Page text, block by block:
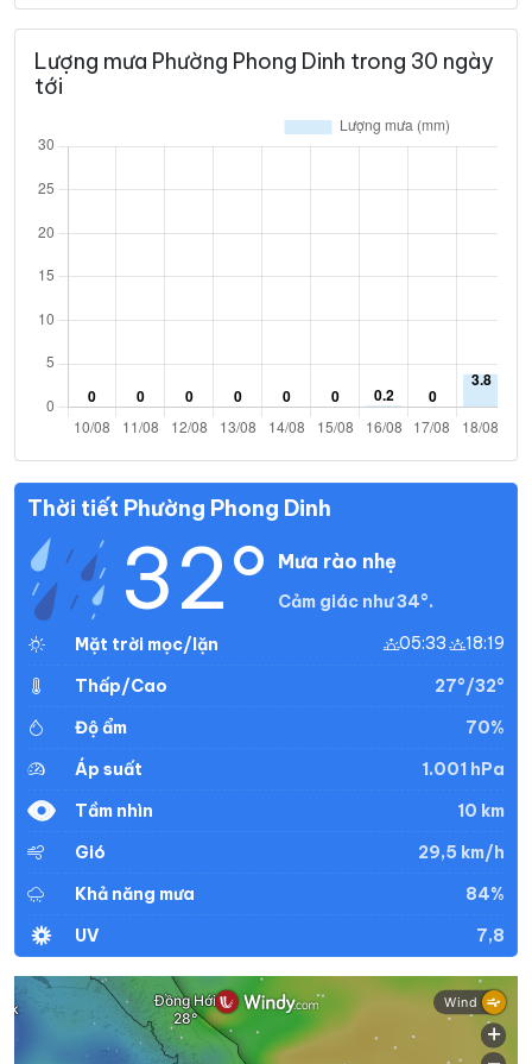
Lượng mưa Phường Phong Dinh trong 30 ngày
tới
Thời tiết Phường Phong Dinh
32° Mưa rào nhẹ
Cảm giác như 34°.
Mặt trời mọc/lặn
05:33 18:19
Thấp/Cao
27°/32°
Độ ẩm
70%
Áp suất
1.001 hPa
Tầm nhìn
10 km
Gió
29,5 km/h
Khả năng mưa
84%
UV
7,8